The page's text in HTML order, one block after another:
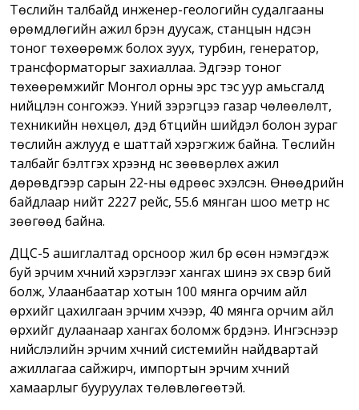
Төслийн талбайд инженер-геологийн судалгааны
өрөмдлөгийн ажил бүрэн дуусаж, станцын үндсэн
тоног төхөөрөмж болох зуух, турбин, генератор,
трансформаторыг захиаллаа. Эдгээр тоног
төхөөрөмжийг Монгол орны эрс тэс уур амьсгалд
нийцүүлэн сонгожээ. Үүний зэрэгцээ газар чөлөөлөлт,
техникийн нөхцөл, дэд бүтцийн шийдэл болон зураг
төслийн ажлууд үе шаттай хэрэгжиж байна. Төслийн
талбайг бэлтгэх хүрээнд үнс зөөвөрлөх ажил
дөрөвдүгээр сарын 22-ны өдрөөс эхэлсэн. Өнөөдрийн
байдлаар нийт 2227 рейс, 55.6 мянган шоо метр үнс
зөөгөөд байна.
ДЦС-5 ашиглалтад орсноор жил бүр өсөн нэмэгдэж
буй эрчим хүчний хэрэглээг хангах шинэ эх үүсвэр бий
болж, Улаанбаатар хотын 100 мянга орчим айл
өрхийг цахилгаан эрчим хүчээр, 40 мянга орчим айл
өрхийг дулаанаар хангах боломж бүрдэнэ. Ингэснээр
нийслэлийн эрчим хүчний системийн найдвартай
ажиллагаа сайжирч, импортын эрчим хүчний
хамаарлыг бууруулах төлөвлөгөөтэй.